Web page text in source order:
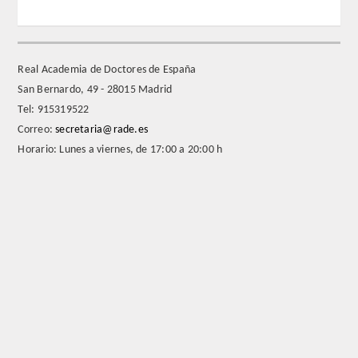
FUNDACIÓN LIBERADE
ACADÉMICOS
SECCIONES
Real Academia de Doctores de España
San Bernardo, 49 - 28015 Madrid
Tel: 915319522
Correo:secretaria@rade.es
Horario: Lunes a viernes, de 17:00 a 20:00 h